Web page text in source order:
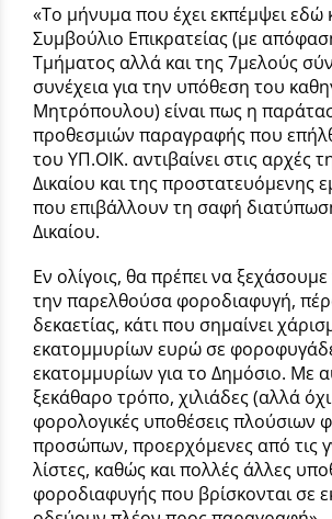
«Το μήνυμα που έχει εκπέμψει εδώ
Συμβούλιο Επικρατείας (με
Τμήματος αλλά και της 7μελούς
συνέχεια για την υπόθεση του
Μητρόπουλου) είναι πως η
προθεσμιών παραγραφής που
του ΥΠ.ΟΙΚ. αντιβαίνει στις αρχές
Δικαίου και της προστατευόμενης
που επιβάλλουν τη σαφή
Δικαίου.
Εν ολίγοις, θα πρέπει να ξεχάσουμε
την παρελθούσα φοροδιαφυγή,
δεκαετίας, κάτι που σημαίνει
εκατομμυρίων ευρώ σε
εκατομμυρίων για το Δημόσιο. Με
ξεκάθαρο τρόπο, χιλιάδες (αλλά
φορολογικές υποθέσεις πλούσιων
προσώπων, προερχόμενες από τις
λίστες, καθώς και πολλές άλλες
φοροδιαφυγής που βρίσκονται σε